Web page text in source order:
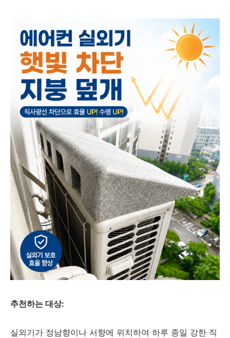
추천하는 대상:
실외기가 정남향이나 서향에 위치하여 하루 종일 강한 직